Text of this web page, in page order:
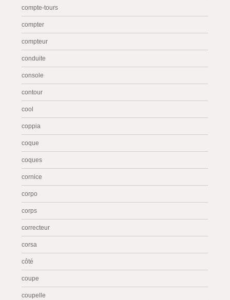
compte-tours
compter
compteur
conduite
console
contour
cool
coppia
coque
coques
cornice
corpo
corps
correcteur
corsa
côté
coupe
coupelle